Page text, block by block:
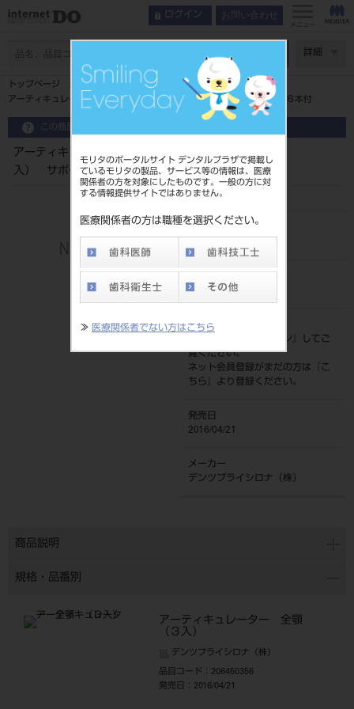
モリタのポータルサイト デンタルプラザで掲載し
ているモリタの製品、サービス等の情報は、医療
関係者の方を対象にしたものです。一般の方に対
する情報提供サイトではありません。
医療関係者の方は職種を選択ください。
≫ 医療関係者でない方はこちら
ログイン お問い合わせ
メニュー
詳細
トップページ
アーティキュレーター アダプタープレート （６入） サポートピン６本付
この商品に関するお問い合わせ
アーティキュレーター アダプタープレート （６
入） サポートピン６本付
4571204922604
標準価格
ログイン
』してご
覧ください。
ネット会員登録がまだの方は『
こ
ちら
』より登録ください。
発売日
2016/04/21
メーカー
デンツプライシロナ（株）
商品説明
規格・品番別
アーティキュレーター 全顎
（３入）
デンツプライシロナ（株）
品目コード ：206450356
発売日
：2016/04/21